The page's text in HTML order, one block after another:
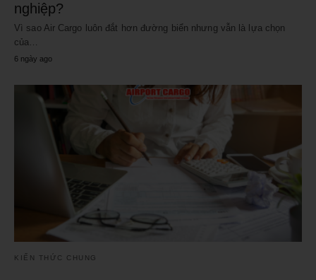
nghiệp?
Vì sao Air Cargo luôn đắt hơn đường biển nhưng vẫn là lựa chọn
của…
6 ngày ago
KIẾN THỨC CHUNG